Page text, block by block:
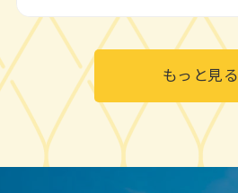
もっと見る